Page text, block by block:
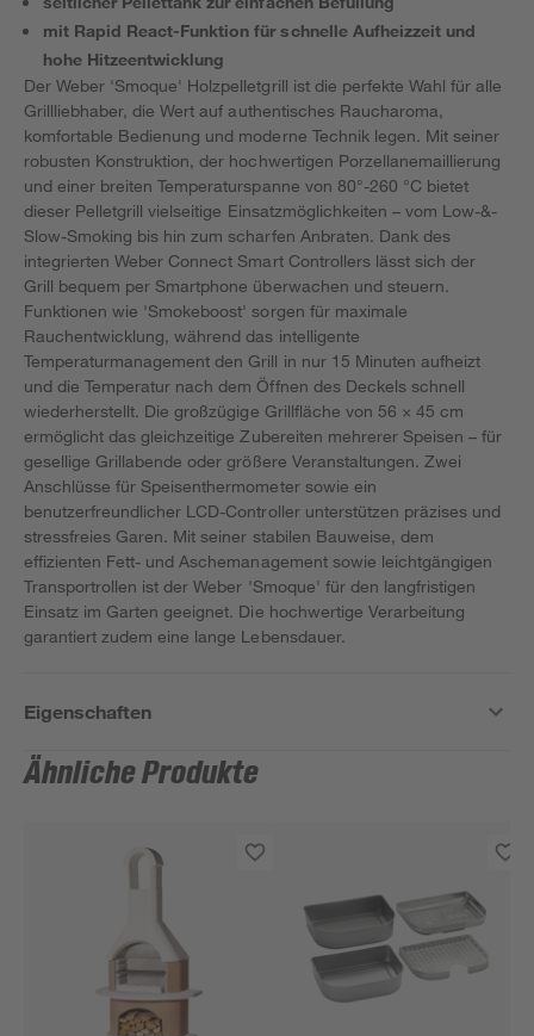
mit Rapid React-Funktion für schnelle Aufheizzeit und
hohe Hitzeentwicklung
Der Weber 'Smoque' Holzpelletgrill ist die perfekte Wahl für alle
Grillliebhaber, die Wert auf authentisches Raucharoma,
komfortable Bedienung und moderne Technik legen. Mit seiner
robusten Konstruktion, der hochwertigen Porzellanemaillierung
und einer breiten Temperaturspanne von 80°-260 °C bietet
dieser Pelletgrill vielseitige Einsatzmöglichkeiten – vom Low-&-
Slow-Smoking bis hin zum scharfen Anbraten. Dank des
integrierten Weber Connect Smart Controllers lässt sich der
Grill bequem per Smartphone überwachen und steuern.
Funktionen wie 'Smokeboost' sorgen für maximale
Rauchentwicklung, während das intelligente
Temperaturmanagement den Grill in nur 15 Minuten aufheizt
und die Temperatur nach dem Öffnen des Deckels schnell
wiederherstellt. Die großzügige Grillfläche von 56 × 45 cm
ermöglicht das gleichzeitige Zubereiten mehrerer Speisen – für
gesellige Grillabende oder größere Veranstaltungen. Zwei
Anschlüsse für Speisenthermometer sowie ein
benutzerfreundlicher LCD-Controller unterstützen präzises und
stressfreies Garen. Mit seiner stabilen Bauweise, dem
effizienten Fett- und Aschemanagement sowie leichtgängigen
Transportrollen ist der Weber 'Smoque' für den langfristigen
Einsatz im Garten geeignet. Die hochwertige Verarbeitung
garantiert zudem eine lange Lebensdauer.
Eigenschaften
Ähnliche Produkte